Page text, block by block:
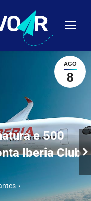
AGO
8
e 500
Iberia Club